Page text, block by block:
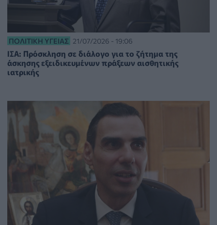
ΠΟΛΙΤΙΚΉ ΥΓΕΊΑΣ 21/07/2026 - 19:06
ΙΣΑ: Πρόσκληση σε διάλογο για το ζήτημα της
άσκησης εξειδικευμένων πράξεων αισθητικής
ιατρικής